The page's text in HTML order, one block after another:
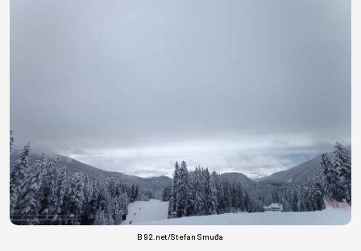
B92.net/Stefan Smuđa